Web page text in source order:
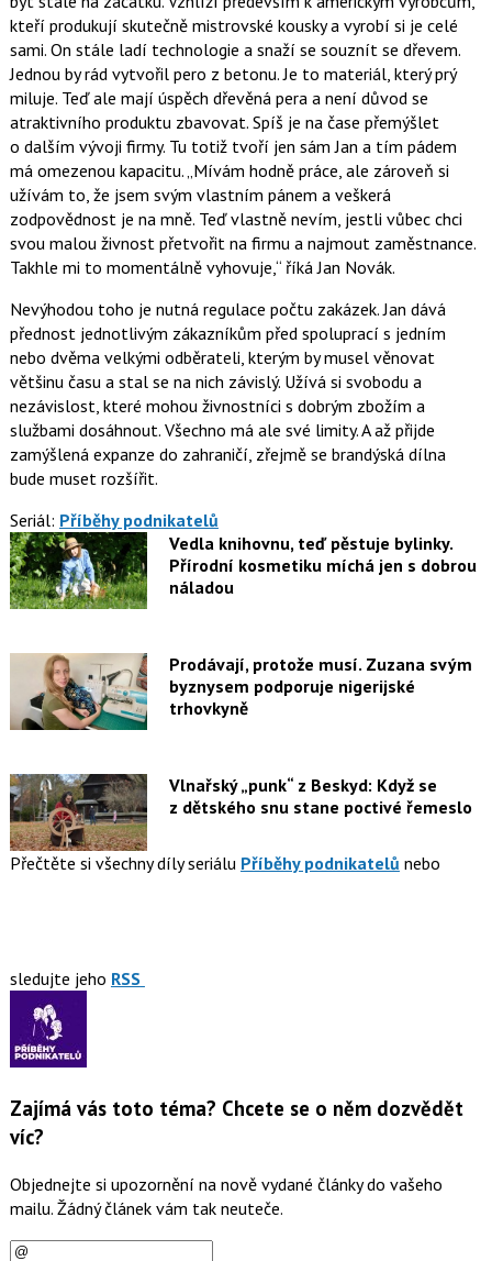
kteří produkují skutečně mistrovské kousky a vyrobí si je celé
sami. On stále ladí technologie a snaží se souznít se dřevem.
Jednou by rád vytvořil pero z betonu. Je to materiál, který prý
miluje. Teď ale mají úspěch dřevěná pera a není důvod se
atraktivního produktu zbavovat. Spíš je na čase přemýšlet
o dalším vývoji firmy. Tu totiž tvoří jen sám Jan a tím pádem
má omezenou kapacitu. Mívám hodně práce, ale zároveň si
užívám to, že jsem svým vlastním pánem a veškerá
zodpovědnost je na mně. Teď vlastně nevím, jestli vůbec chci
svou malou živnost přetvořit na firmu a najmout zaměstnance.
Takhle mi to momentálně vyhovuje, říká Jan Novák.
Nevýhodou toho je nutná regulace počtu zakázek. Jan dává
přednost jednotlivým zákazníkům před spoluprací s jedním
nebo dvěma velkými odběrateli, kterým by musel věnovat
většinu času a stal se na nich závislý. Užívá si svobodu a
nezávislost, které mohou živnostníci s dobrým zbožím a
službami dosáhnout. Všechno má ale své limity. A až přijde
zamýšlená expanze do zahraničí, zřejmě se brandýská dílna
bude muset rozšířit.
Seriál: Příběhy podnikatelů
Vedla knihovnu, teď pěstuje bylinky.
Přírodní kosmetiku míchá jen s dobrou
náladou
Prodávají, protože musí. Zuzana svým
byznysem podporuje nigerijské
trhovkyně
Vlnařský „punk“ z Beskyd: Když se
z dětského snu stane poctivé řemeslo
Přečtěte si všechny díly seriálu Příběhy podnikatelů nebo
sledujte jeho RSS
Zajímá vás toto téma? Chcete se o něm dozvědět
víc?
Objednejte si upozornění na nově vydané články do vašeho
mailu. Žádný článek vám tak neuteče.
E-